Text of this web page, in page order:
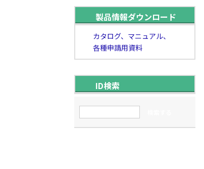
製品情報ダウンロード
カタログ、マニュアル、
各種申請用資料
ID検索